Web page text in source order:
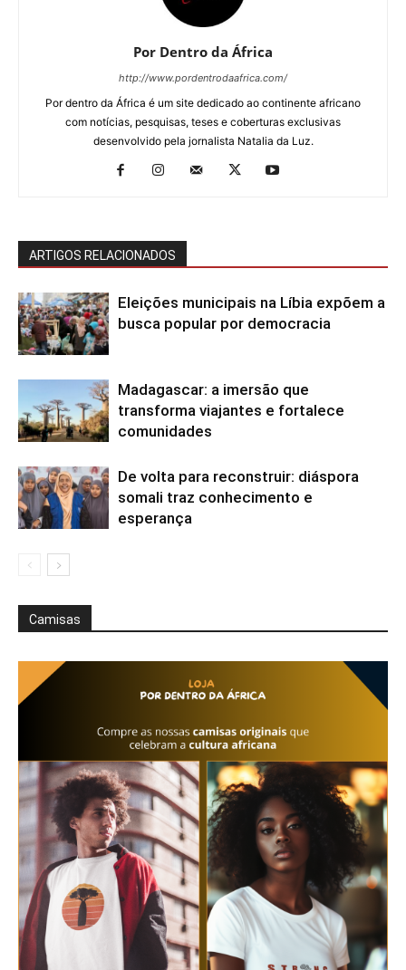
Por Dentro da África
http://www.pordentrodaafrica.com/
Por dentro da África é um site dedicado ao continente africano
com notícias, pesquisas, teses e coberturas exclusivas
desenvolvido pela jornalista Natalia da Luz.
ARTIGOS RELACIONADOS
Eleições municipais na Líbia expõem a
busca popular por democracia
Madagascar: a imersão que
transforma viajantes e fortalece
comunidades
De volta para reconstruir: diáspora
somali traz conhecimento e
esperança
Camisas